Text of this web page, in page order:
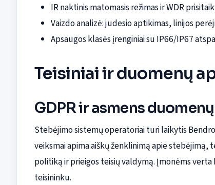
IR naktinis matomasis režimas ir WDR
Vaizdo analizė: judesio aptikimas, linijos
Apsaugos klasės įrenginiai su IP66/IP67
Teisiniai ir duomenų
GDPR ir asmens
Stebėjimo sistemų operatoriai turi laikytis
veiksmai apima aiškų ženklinimą apie
politiką ir prieigos teisių valdymą. Įmonėms
teisininku.